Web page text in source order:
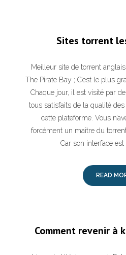
Sites torrent
Meilleur site de torrent
The Pirate Bay ; C’est le plus
Chaque jour, il est visité par
tous satisfaits de la qualité
cette plateforme. Vous
forcément un maître du
Car son interface
READ
Comment revenir à